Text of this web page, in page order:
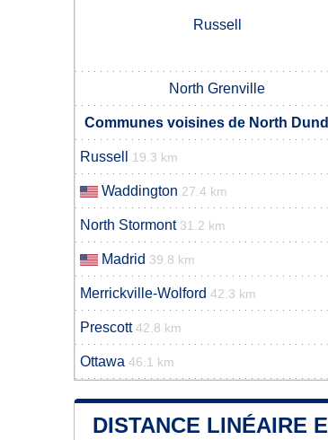
Russell
North Grenville
Communes voisines de North
Russell 19.3 km
Waddington 27.4 km
North Stormont 31.2 km
Madrid 39.8 km
Merrickville-Wolford 42.3 km
Prescott 42.8 km
Ottawa 46.1 km
DISTANCE LINÉAIRE